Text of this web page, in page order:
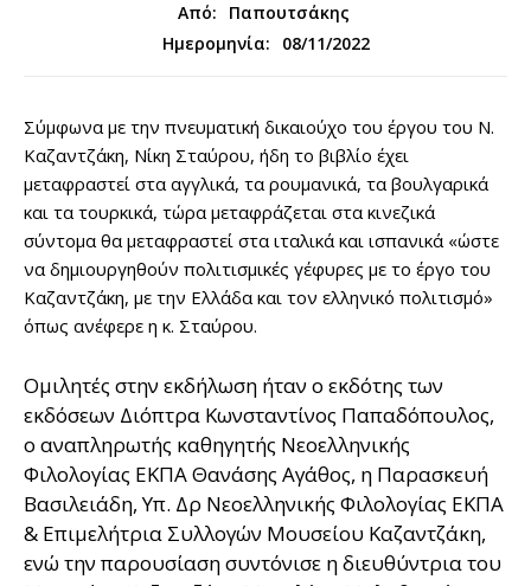
Από:
Παπουτσάκης
Ημερομηνία:
08/11/2022
Σύμφωνα με την πνευματική δικαιούχο του έργου του Ν.
Καζαντζάκη, Νίκη Σταύρου, ήδη το βιβλίο έχει
μεταφραστεί στα αγγλικά, τα ρουμανικά, τα βουλγαρικά
και τα τουρκικά, τώρα μεταφράζεται στα κινεζικά
σύντομα θα μεταφραστεί στα ιταλικά και ισπανικά «ώστε
να δημιουργηθούν πολιτισμικές γέφυρες με το έργο του
Καζαντζάκη, με την Ελλάδα και τον ελληνικό πολιτισμό»
όπως ανέφερε η κ. Σταύρου.
Ομιλητές στην εκδήλωση ήταν ο εκδότης των
εκδόσεων Διόπτρα Κωνσταντίνος Παπαδόπουλος,
ο αναπληρωτής καθηγητής Νεοελληνικής
Φιλολογίας ΕΚΠΑ Θανάσης Αγάθος, η Παρασκευή
Βασιλειάδη, Υπ. Δρ Νεοελληνικής Φιλολογίας ΕΚΠΑ
& Επιμελήτρια Συλλογών Μουσείου Καζαντζάκη,
ενώ την παρουσίαση συντόνισε η διευθύντρια του